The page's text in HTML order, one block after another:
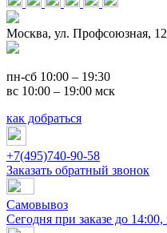
Москва, ул. Профсоюзная,
пн-сб 10:00 – 19:30
вс 10:00 – 19:00 мск
как добраться
+7(495)740-90-58
Заказать обратный звонок
Самовывоз
Сегодня при заказе до 14:00,